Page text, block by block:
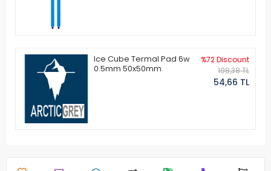
Ice Cube Termal Pad 6w
0.5mm 50x50mm
%72 Discount
198,38 TL
54,66 TL